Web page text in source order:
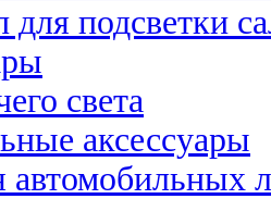
подсветки
света
аксессуары
автомобильных